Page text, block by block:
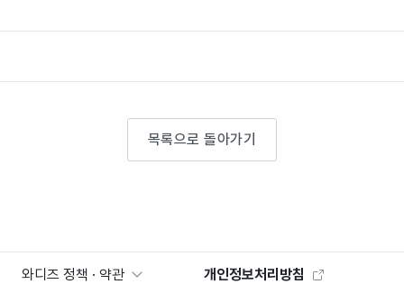
목록으로 돌아가기
와디즈 정책 · 약관
개인정보처리방침